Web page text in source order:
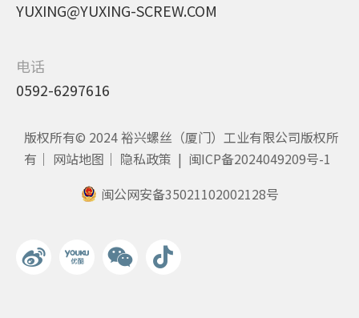
YUXING@YUXING-SCREW.COM
电话
0592-6297616
版权所有© 2024 裕兴螺丝（厦门）工业有限公司版权所
有｜ 网站地图 ｜ 隐私政策 | 闽ICP备2024049209号-1
闽公网安备35021102002128号